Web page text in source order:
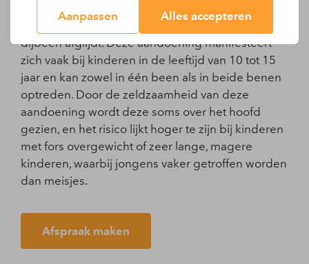
Aanpassen Alles accepteren
Epifysiolysis capitis femoris is een
heupaandoening waarbij de heupkop van het
dijbeen afglijdt. Deze aandoening manifesteert
zich vaak bij kinderen in de leeftijd van 10 tot 15
jaar en kan zowel in één been als in beide benen
optreden. Door de zeldzaamheid van deze
aandoening wordt deze soms over het hoofd
gezien, en het risico lijkt hoger te zijn bij kinderen
met fors overgewicht of zeer lange, magere
kinderen, waarbij jongens vaker getroffen worden
dan meisjes.
Afspraak maken